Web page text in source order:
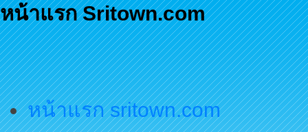
หน้าแรก Sritown.com
หน้าแรก sritown.com